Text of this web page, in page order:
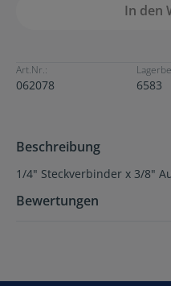
In den
Art.Nr.:
062078 6583
Beschreibung
1/4" Steckverbinder x 3/8"
Bewertungen